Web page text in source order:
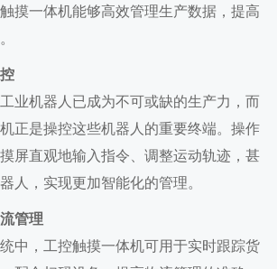
摸一体机能够高效管理生产数据，提高
业机器人已成为不可或缺的生产力，而
正是操控这些机器人的重要终端。操作
屏直观地输入指令、调整运动轨迹，甚
人，实现更加智能化的管理。
管理
中，工控触摸一体机可用于实时跟踪货